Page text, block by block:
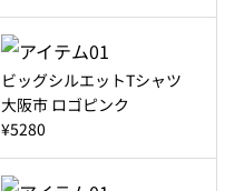
ビッグシルエットTシャツ
大阪市 ロゴピンク
¥5280